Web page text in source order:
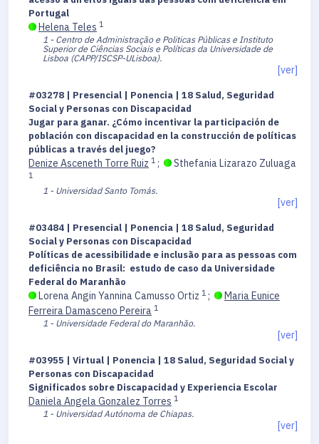
Portugal
Helena Teles 1
1 - Centro de Administração e Politicas Públicas e Instituto
Superior de Ciências Sociais e Políticas da Universidade de
Lisboa (CAPP/ISCSP-ULisboa).
[ver]
#03278 | Presencial | Ponencia | 18 Salud, Seguridad
Social y Personas con Discapacidad
Jugar para ganar. ¿Cómo incentivar la participación de
población con discapacidad en la construcción de políticas
públicas a través del juego?
Denize Asceneth Torre Ruiz 1 ; Sthefania Lizarazo Zuluaga
1
1 - Universidad Santo Tomás.
[ver]
#03484 | Presencial | Ponencia | 18 Salud, Seguridad
Social y Personas con Discapacidad
Políticas de acessibilidade e inclusão para as pessoas com
deficiência no Brasil: estudo de caso da Universidade
Federal do Maranhão
Lorena Angin Yannina Camusso Ortiz 1 ;
Maria Eunice
Ferreira Damasceno Pereira 1
1 - Universidade Federal do Maranhão.
[ver]
#03955 | Virtual | Ponencia | 18 Salud, Seguridad Social y
Personas con Discapacidad
Significados sobre Discapacidad y Experiencia Escolar
Daniela Angela Gonzalez Torres 1
1 - Universidad Autónoma de Chiapas.
[ver]